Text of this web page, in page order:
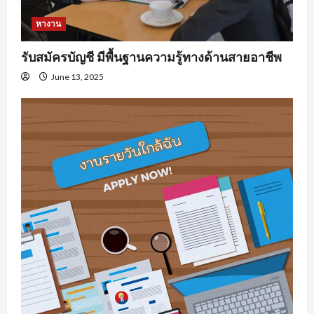
หางาน
รับสมัครบัญชี มีพื้นฐานความรู้ทางด้านสายอาชีพ
June 13, 2025